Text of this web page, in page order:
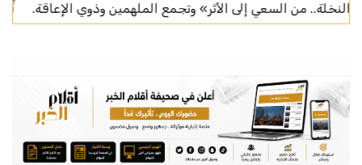
السعي إلى الأثر» وتجمع الملهمين وذوي الإعاقة. سان